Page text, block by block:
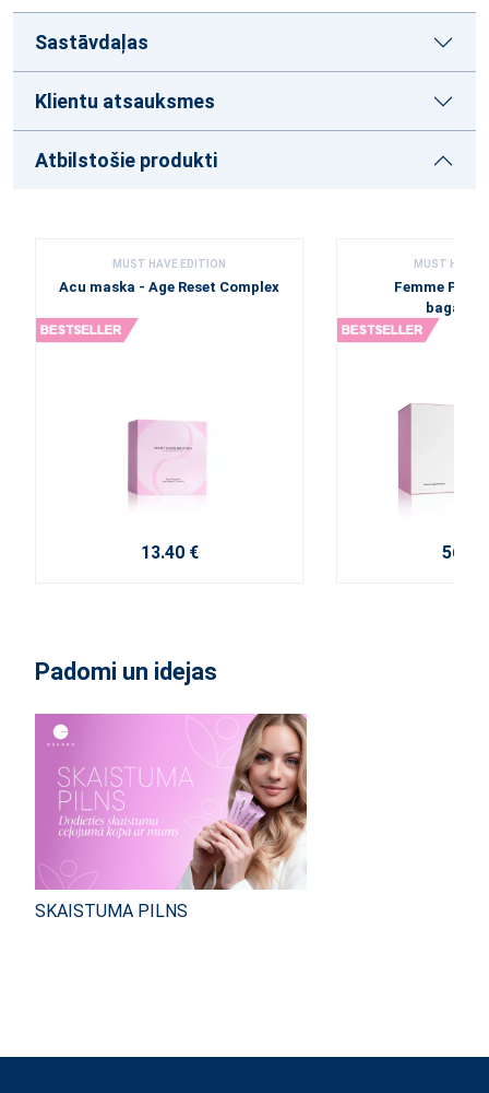
Sastāvdaļas
Klientu atsauksmes
Atbilstošie produkti
MUST HAVE EDITION
Acu maska - Age Reset Complex
13.40 €
MUST HAVE
Femme
56.40
Padomi un idejas
SKAISTUMA PILNS